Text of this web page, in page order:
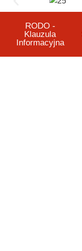
RODO -
Klauzula
Informacyjna